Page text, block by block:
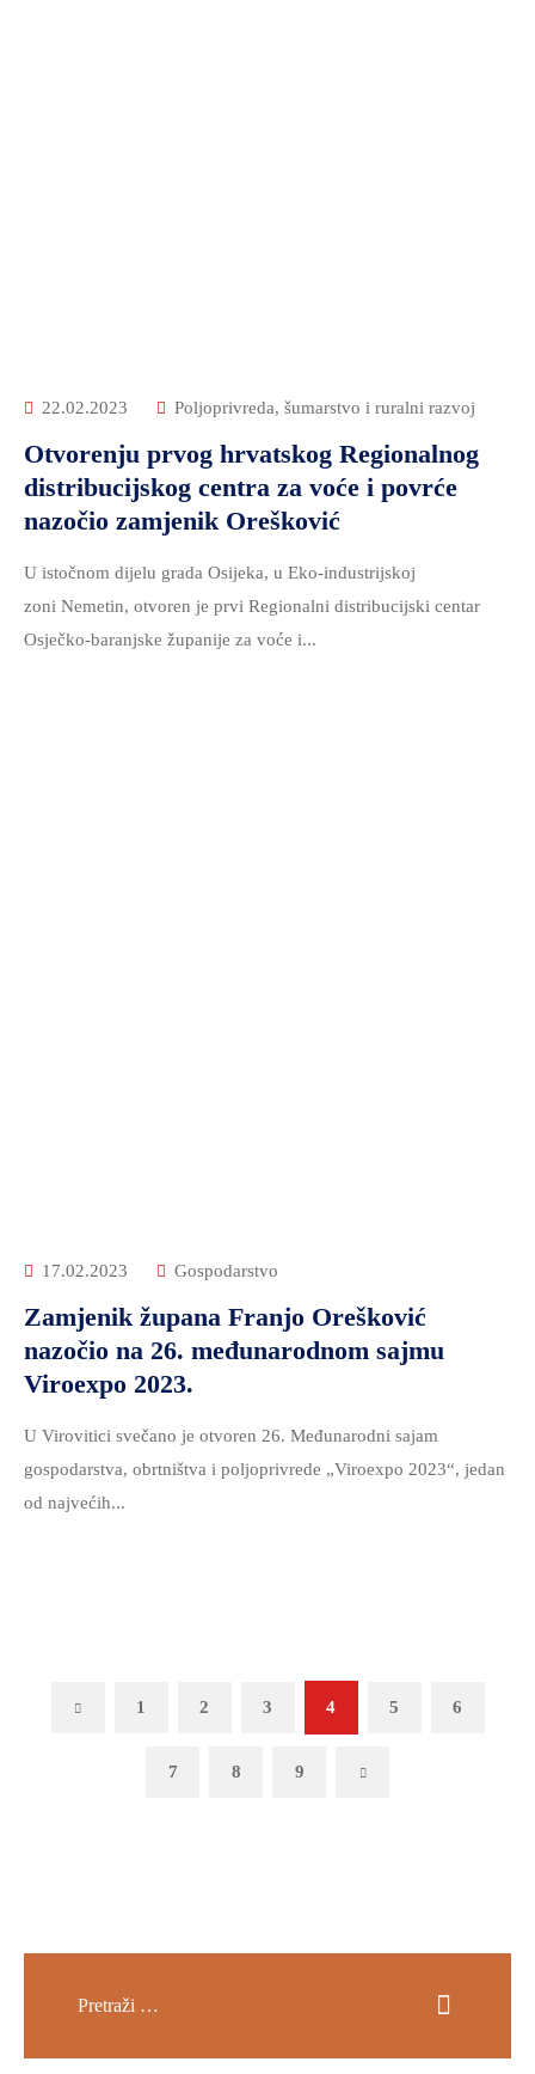
22.02.2023 Poljoprivreda, šumarstvo i ruralni razvoj
Otvorenju prvog hrvatskog Regionalnog
distribucijskog centra za voće i povrće
nazočio zamjenik Orešković
U istočnom dijelu grada Osijeka, u Eko-industrijskoj
zoni Nemetin, otvoren je prvi Regionalni distribucijski centar
Osječko-baranjske županije za voće i...
17.02.2023 Gospodarstvo
Zamjenik župana Franjo Orešković
nazočio na 26. međunarodnom sajmu
Viroexpo 2023.
U Virovitici svečano je otvoren 26. Međunarodni sajam
gospodarstva, obrtništva i poljoprivrede „Viroexpo 2023“, jedan
od najvećih...
Previous1 2 3 4 5 6
7 8 9 Next